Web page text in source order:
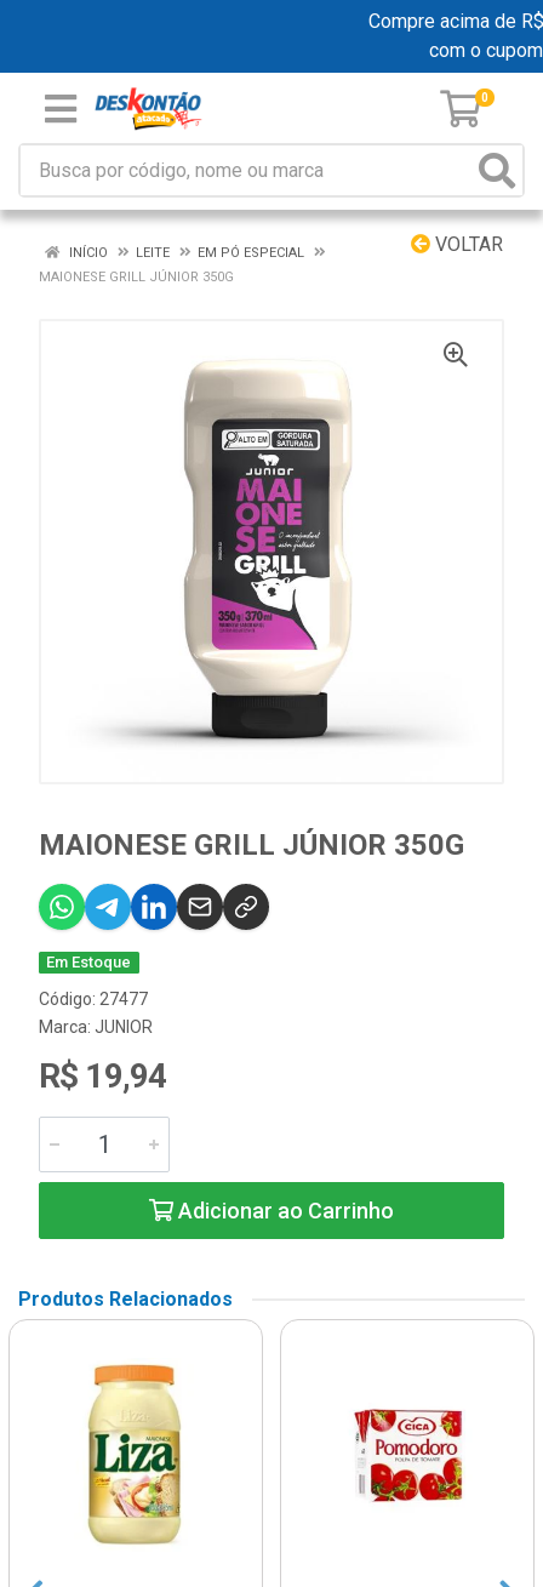
Compre acima de
com o cupom
0
VOLTAR
INÍCIO LEITE
EM PÓ ESPECIAL
MAIONESE GRILL JÚNIOR 350G
MAIONESE GRILL JÚNIOR 350G
Em Estoque
Código: 27477
Marca: JUNIOR
R$ 19,94
Adicionar ao Carrinho
Produtos Relacionados